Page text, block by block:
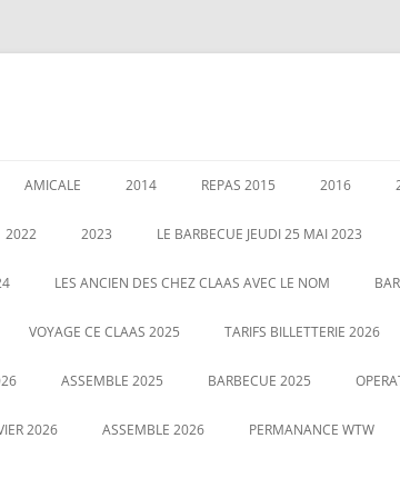
GARANTIES AU 1 JANVIER 2020
AMICALE
CRÉATION DE AMICALE
POUR NOUS CONTACTER
2014
ASSEMBLEE 2014
COUSCOUS EN 2014
REPAS 2015 2016
GALETTE
CENTRALE
5
2022
ASSEMBLE 2022
LE 21 MAI 2022 BARBECUE PHOTO
PHOTO POUR AGRANDIR
2023
GALETTE DES ROIS LE 12 JANVIER
LE BARBECUE JEUDI 25 MAI 2023
LES ANCIEN DES CHEZ CLAAS AVEC LE NOM
VOYAGE CE CLAAS 2025 TARIFS BILLETTERIE 2026
ASSEMBLE 2025 BARBECUE 2025
2026 ASSEMBLE 2026 PERMANANCE WTW